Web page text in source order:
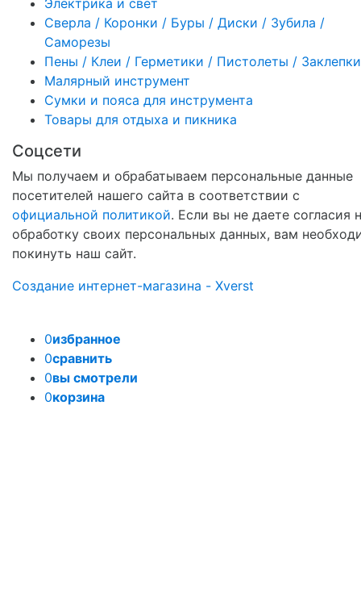
Сверла / Коронки / Буры / Диски / Зубила /
Саморезы
Пены / Клеи / Герметики / Пистолеты / Заклепки
Малярный инструмент
Сумки и пояса для инструмента
Товары для отдыха и пикника
Соцсети
Мы получаем и обрабатываем персональные данные
посетителей нашего сайта в соответствии с
официальной политикой. Если вы не даете согласия
обработку своих персональных данных, вам
покинуть наш сайт.
Создание интернет-магазина - Xverst
0избранное
0сравнить
0вы смотрели
0корзина